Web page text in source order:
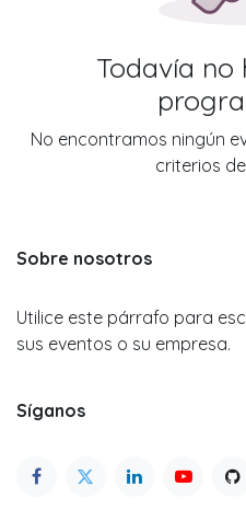
Todavía no
No encontramos ningún
criterios
Sobre nosotros
Utilice este párrafo para
sus eventos o su empresa.
Síganos